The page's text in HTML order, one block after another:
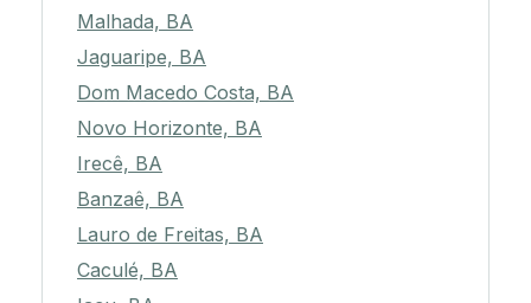
Malhada, BA
Jaguaripe, BA
Dom Macedo Costa, BA
Novo Horizonte, BA
Irecê, BA
Banzaê, BA
Lauro de Freitas, BA
Caculé, BA